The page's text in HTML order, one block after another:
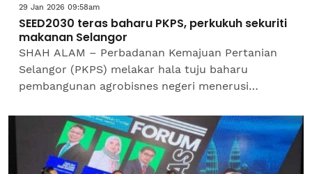
29 Jan 2026 09:58am
SEED2030 teras baharu PKPS, perkukuh sekuriti
makanan Selangor
SHAH ALAM – Perbadanan Kemajuan Pertanian
Selangor (PKPS) melakar hala tuju baharu
pembangunan agrobisnes negeri menerusi
2026–2030 (SEED2030).SEED...